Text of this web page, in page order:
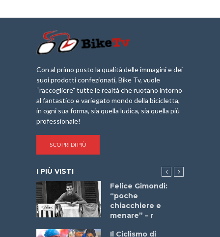
Con al primo posto la qualità delle immagini e dei
suoi prodotti confezionati, Bike Tv, vuole
“raccogliere” tutte le realtà che ruotano intorno
al fantastico e variegato mondo della bicicletta,
in ogni sua forma, sia quella ludica, sia quella più
professionale!
SCOPRI DI PIÙ
I PIÙ VISTI
Felice Gimondi:
“poche
chiacchiere e
menare” – r
Il Ciclismo di